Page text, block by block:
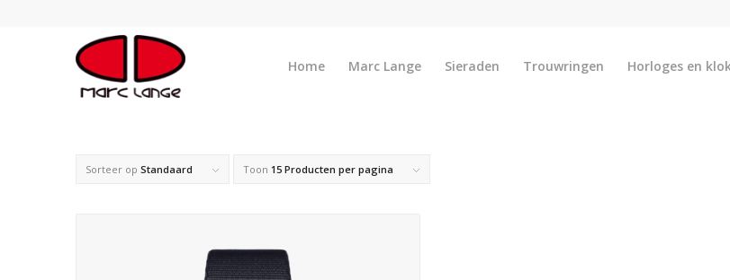
Home Marc Lange Sieraden Trouwringen Horloges en
Sorteer op Standaard Toon 15 Producten per pagina